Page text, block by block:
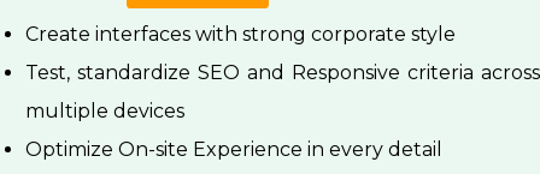
Create interfaces with strong corporate style
Test, standardize SEO and Responsive criteria across
multiple devices
Optimize On-site Experience in every detail